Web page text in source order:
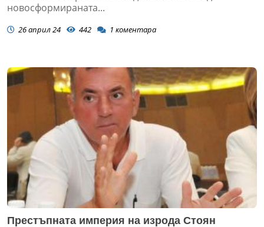
новосформираната...
26 април 24 442 1 коментара
Престъпната империя на изрода Стоян